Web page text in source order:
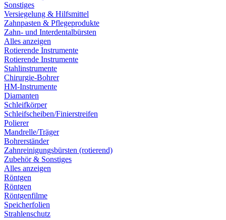
Sonstiges
Versiegelung & Hilfsmittel
Zahnpasten & Pflegeprodukte
Zahn- und Interdentalbürsten
Alles anzeigen
Rotierende Instrumente
Rotierende Instrumente
Stahlinstrumente
Chirurgie-Bohrer
HM-Instrumente
Diamanten
Schleifkörper
Schleifscheiben/Finierstreifen
Polierer
Mandrelle/Träger
Bohrerständer
Zahnreinigungsbürsten (rotierend)
Zubehör & Sonstiges
Alles anzeigen
Röntgen
Röntgen
Röntgenfilme
Speicherfolien
Strahlenschutz